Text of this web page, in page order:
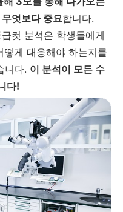
엇보다 중요합니다.
컷 분석은 학생들에게
게 대응해야 하는지를
니다. 이 분석이 모든 수
다!